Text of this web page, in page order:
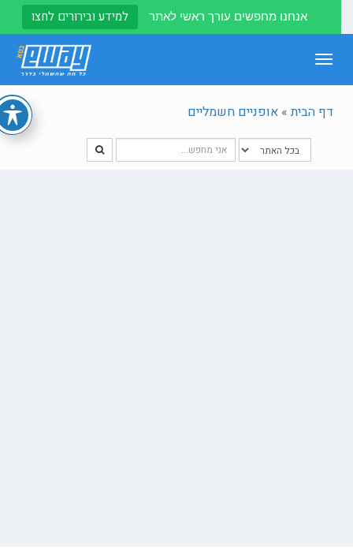
אנחנו מחפשים עורך ראשי לאתר למידע ובירורים לחצו
Toggle
דף הבית»אופניים חשמליים